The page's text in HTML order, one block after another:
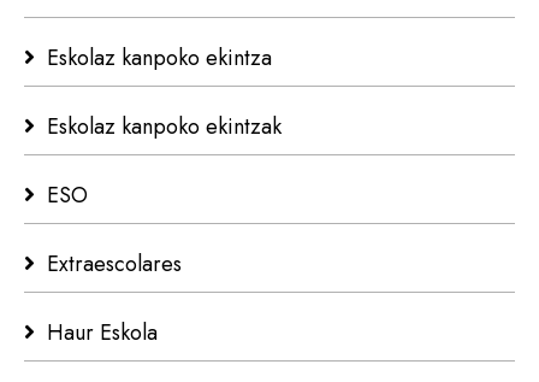
Eskolaz kanpoko ekintza
Eskolaz kanpoko ekintzak
ESO
Extraescolares
Haur Eskola